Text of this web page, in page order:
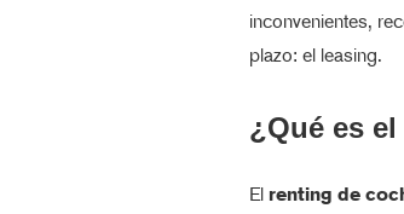
inconvenientes,
plazo: el leasing.
¿Qué es
El renting de